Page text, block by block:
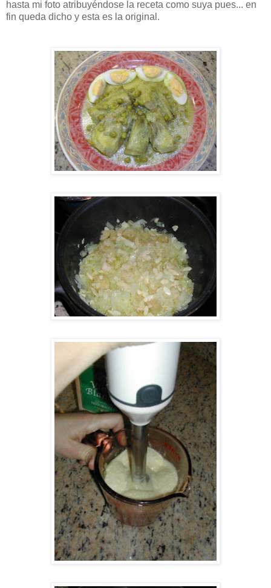
hasta mi foto atribuyéndose la receta como suya pues... en
fin queda dicho y esta es la original.